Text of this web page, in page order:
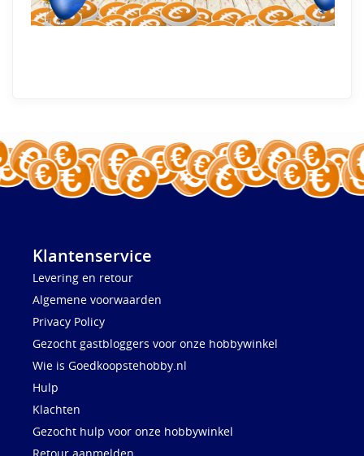
Klantenservice
Levering en retour
Algemene voorwaarden
Privacy Policy
Gezocht gastbloggers voor onze hobbywinkel
Wie is Goedkoopstehobby.nl
Hulp
Klachten
Gezocht hulp voor onze hobbywinkel